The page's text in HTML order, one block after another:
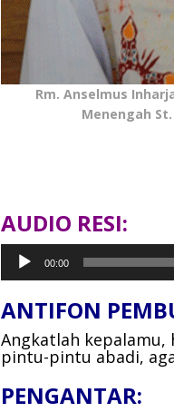
Rm. Anselmus
Menengah
AUDIO RESI:
Pemutar
Audio
00:00
ANTIFON
Angkatlah
pintu-pintu abadi,
PENGANTAR: